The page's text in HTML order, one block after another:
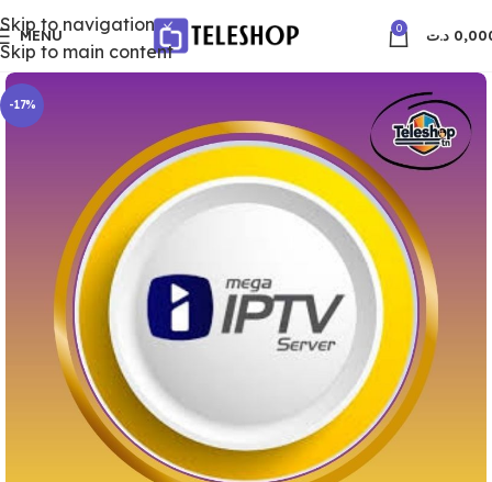
Skip to navigation
Skip to main content
MENU 0 د.ت
-17%